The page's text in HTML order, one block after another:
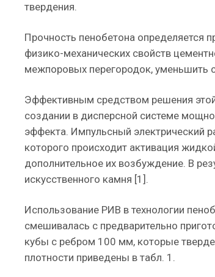
твердения.
Прочность пенобетона определяется
физико-механических свойств
межпоровых перегородок, уменьшить
Эффективным средством решения
создании в дисперсной системе
эффекта. Импульсный электрический
которого происходит активация
дополнительное их возбуждение. В
искусственного камня [1].
Использование РИВ в технологии
смешивалась с предварительно
кубы с ребром 100 мм, которые
плотности приведены в табл. 1.